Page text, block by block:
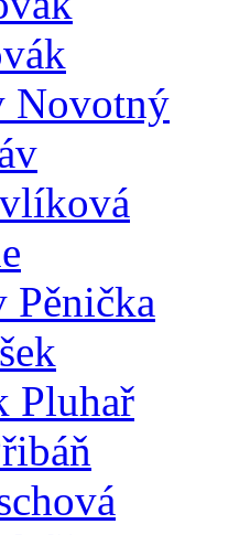
Novotný
Pěnička
Pluhař